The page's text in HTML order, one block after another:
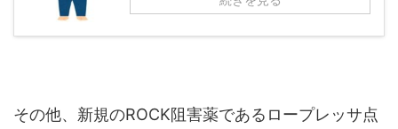
その他、新規のROCK阻害薬であるロープレッサ点